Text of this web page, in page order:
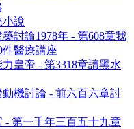
說
討論1978年 - 第608章我
件醫療講座
皇帝 - 第3318章讀黑水
機討論 - 前六百六章討
- 第一千年三百五十九章